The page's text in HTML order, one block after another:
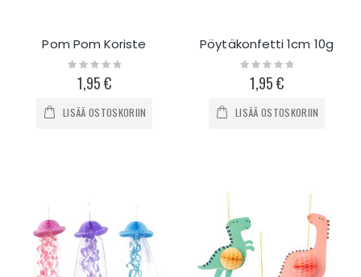
Pom Pom Koriste
Rating:
0%1,95 €
LISÄÄ OSTOSKORIIN
Pöytäkonfetti 1cm 10g
Rating:
0%1,95 €
LISÄÄ OSTOSKORIIN